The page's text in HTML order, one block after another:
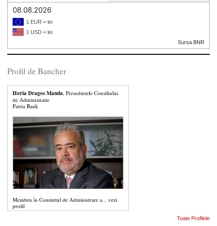
08.08.2026
1 EUR = lei
1 USD = lei
Sursa BNR
Profil de Bancher
Horia Dragos Manda, Presedintele Consiliului
de Administratie
Patria Bank
Membru în Comitetul de Administrare a... vezi
profil
Toate Profilele